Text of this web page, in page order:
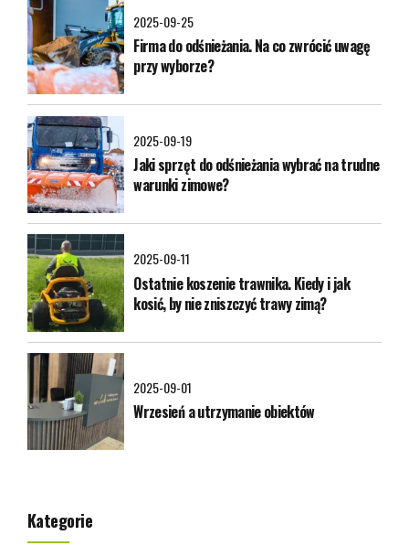
2025-09-25
Firma do odśnieżania. Na co zwrócić uwagę
przy wyborze?
2025-09-19
Jaki sprzęt do odśnieżania wybrać na trudne
warunki zimowe?
2025-09-11
Ostatnie koszenie trawnika. Kiedy i jak
kosić, by nie zniszczyć trawy zimą?
2025-09-01
Wrzesień a utrzymanie obiektów
Kategorie